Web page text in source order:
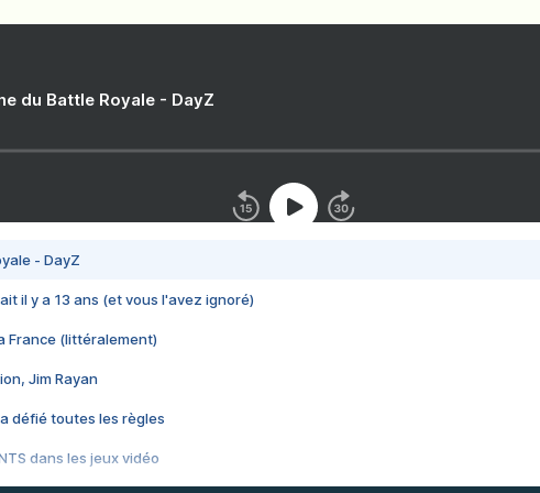
du Battle Royale - DayZ
- DayZ
il y a 13 ans (et vous l'avez ignoré)
France (littéralement)
Jim Rayan
défié toutes les règles
dans les jeux vidéo